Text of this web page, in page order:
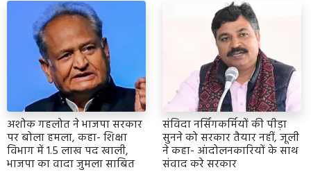
अशोक गहलोत ने भाजपा सरकार
पर बोला हमला, कहा- शिक्षा
विभाग में 1.5 लाख पद खाली,
भाजपा का वादा जुमला साबित
संविदा नर्सिंगकर्मियों की पीड़ा
सुनने को सरकार तैयार नहीं, जूली
ने कहा- आंदोलनकारियों के साथ
संवाद करे सरकार